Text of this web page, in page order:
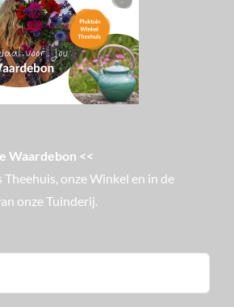
Waardebon <<
Theehuis, onze Winkel en in de
onze Tuinderij.